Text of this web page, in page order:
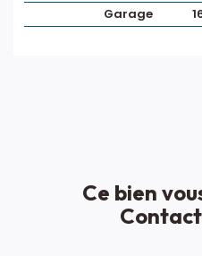
Garage
Ce bien